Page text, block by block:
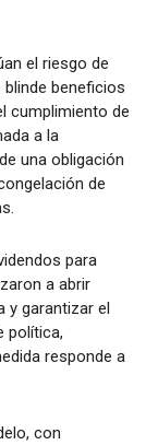
el riesgo de
blinde beneficios
cumplimiento de
a la
una obligación
de
para
a abrir
y garantizar el
política,
responde a
con